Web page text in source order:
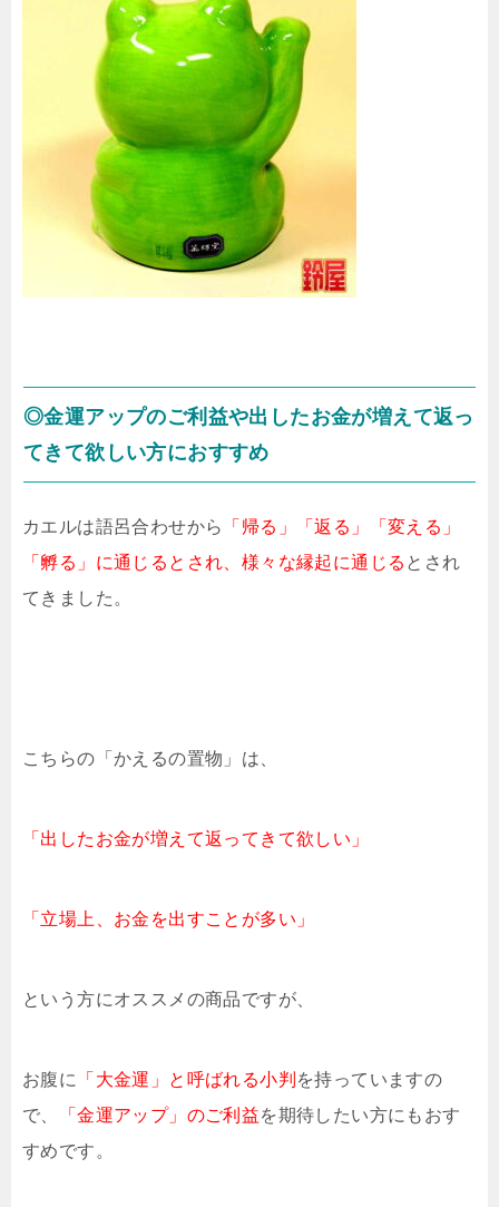
◎金運アップのご利益や出したお金が増えて返っ
てきて欲しい方におすすめ
カエルは語呂合わせから
「帰る」「返る」「変える」
「孵る」に通じるとされ、様々な縁起に通じる とされ
てきました。
こちらの「かえるの置物」は、
「出したお金が増えて返ってきて欲しい」
「立場上、お金を出すことが多い」
という方にオススメの商品ですが、
お腹に 「大金運」と呼ばれる小判 を持っていますの
で、
「金運アップ」のご利益を期待したい方にもおす
すめです。